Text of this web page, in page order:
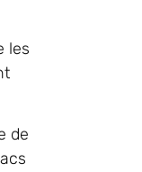
les
de